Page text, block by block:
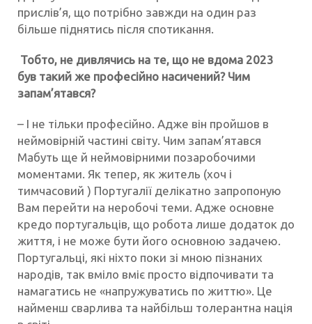
прислів’я, що потрібно завжди на один раз
більше піднятись після спотикання.
Тобто, не дивлячись на те, що не вдома 2023
був такий же професійно насичений? Чим
запам’ятався?
– І не тільки професійно. Адже він пройшов в
неймовірній частині світу. Чим запам’ятався
Мабуть ще й неймовірними позаробочими
моментами. Як тепер, як житель (хоч і
тимчасовий ) Португалії делікатно запропоную
Вам перейти на неробочі теми. Адже основне
кредо португальців, що робота лише додаток до
життя, і не може бути його основною задачею.
Португальці, які ніхто поки зі мною пізнаних
народів, так вміло вміє просто відпочивати та
намагатись не «напружуватись по життю». Це
найменш сварлива та найбільш толерантна нація